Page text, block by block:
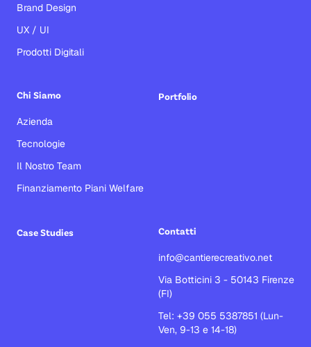
Brand Design
UX / UI
Prodotti Digitali
Chi Siamo
Azienda
Tecnologie
Il Nostro Team
Finanziamento Piani Welfare
Portfolio
Case Studies Contatti
info@cantierecreativo.net
Via Botticini 3 - 50143 Firenze
(FI)
Tel: +39 055 5387851 (Lun-
Ven, 9-13 e 14-18)